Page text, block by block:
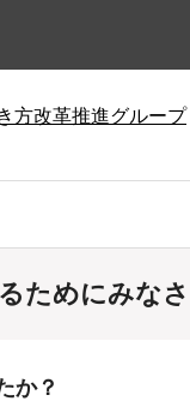
方改革推進グループ
ためにみな
か？